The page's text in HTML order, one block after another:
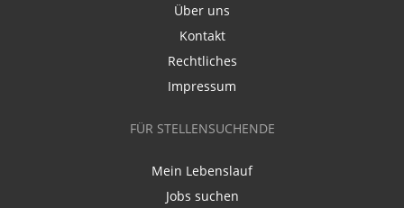
Über uns
Kontakt
Rechtliches
Impressum
FÜR STELLENSUCHENDE
Mein Lebenslauf
Jobs suchen